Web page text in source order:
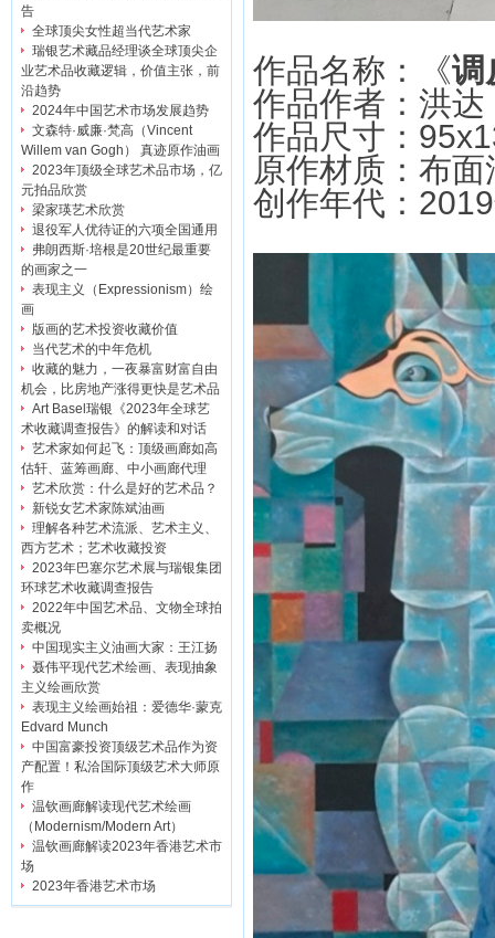
告
全球顶尖女性超当代艺术家
瑞银艺术藏品经理谈全球顶尖企
业艺术品收藏逻辑，价值主张，前
沿趋势
2024年中国艺术市场发展趋势
文森特·威廉·梵高（Vincent
Willem van Gogh） 真迹原作油画
2023年顶级全球艺术品市场，亿
元拍品欣赏
梁家瑛艺术欣赏
退役军人优待证的六项全国通用
弗朗西斯·培根是20世纪最重要
的画家之一
表现主义（Expressionism）绘
画
版画的艺术投资收藏价值
当代艺术的中年危机
收藏的魅力，一夜暴富财富自由
机会，比房地产涨得更快是艺术品
Art Basel瑞银《2023年全球艺
术收藏调查报告》的解读和对话
艺术家如何起飞：顶级画廊如高
估轩、蓝筹画廊、中小画廊代理
艺术欣赏：什么是好的艺术品？
新锐女艺术家陈斌油画
理解各种艺术流派、艺术主义、
西方艺术；艺术收藏投资
2023年巴塞尔艺术展与瑞银集团
环球艺术收藏调查报告
2022年中国艺术品、文物全球拍
卖概况
中国现实主义油画大家：王江扬
聂伟平现代艺术绘画、表现抽象
主义绘画欣赏
表现主义绘画始祖：爱德华·蒙克
Edvard Munch
中国富豪投资顶级艺术品作为资
产配置！私洽国际顶级艺术大师原
作
温钦画廊解读现代艺术绘画
（Modernism/Modern Art）
温钦画廊解读2023年香港艺术市
场
2023年香港艺术市场
作品名称：《调
作品作者：洪达
作品尺寸：
原作材质：布面
创作年代：